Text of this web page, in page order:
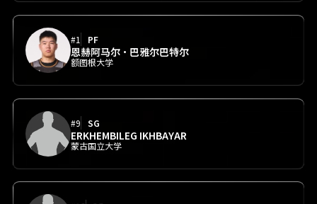
#1 PF
恩赫阿马尔·巴雅尔巴特尔
额图根大学
#9 SG
ERKHEMBILEG IKHBAYAR
蒙古国立大学